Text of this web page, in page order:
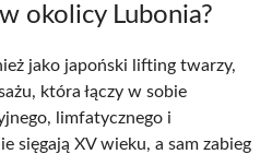
okolicy Lubonia?
jako japoński lifting twarzy,
która łączy w sobie
limfatycznego i
sięgają XV wieku, a sam zabieg